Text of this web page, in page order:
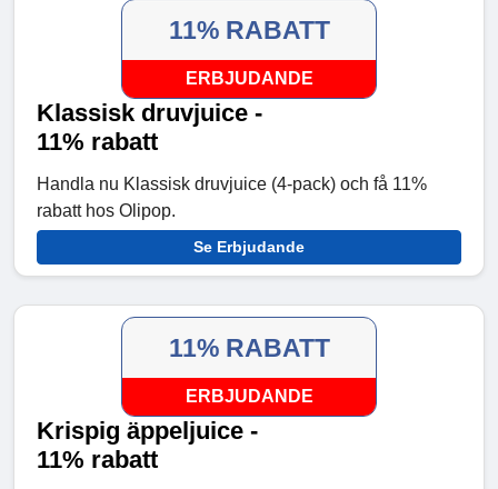
11% RABATT
ERBJUDANDE
Klassisk druvjuice -
11% rabatt
Handla nu Klassisk druvjuice (4-pack) och få 11%
rabatt hos Olipop.
Se Erbjudande
11% RABATT
ERBJUDANDE
Krispig äppeljuice -
11% rabatt